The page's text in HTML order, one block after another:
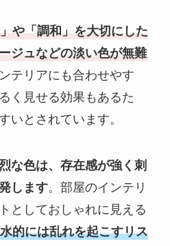
」や「調和」を大切にした
ジュなどの淡い色が無難
テリアにも合わせやす
く見せる効果もあるた
いとされています。
な色は、存在感が強く刺
します。部屋のインテリ
としておしゃれに見える
的には乱れを起こすリス